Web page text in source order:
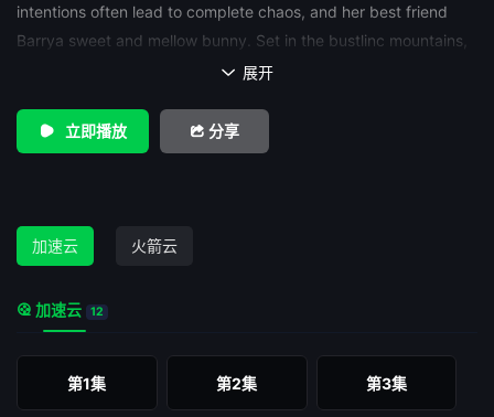
intentions often lead to complete chaos, and her best friend
Barrya sweet and mellow bunny. Set in the bustlinc mountains,
where animals and magica creatures live together in harmony,
their endless adventures and zest for life.
 展开
立即播放 分享
加速云 火箭云
加速云 12
第1集 第2集 第3集